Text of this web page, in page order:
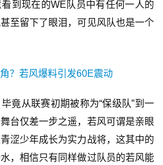
到现在的WE队员中有任何一人的
至留下了眼泪，可见风队也是一个
从联赛初期被称为“保级队”到一
台仅差一步之遥，若风可谓是亲眼
涩少年成长为实力战将，这其中的
，相信只有同样做过队员的若风能